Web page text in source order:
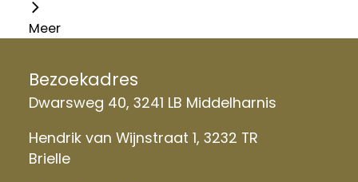
Meer
Bezoekadres
Dwarsweg 40, 3241 LB Middelharnis
Hendrik van Wijnstraat 1, 3232 TR
Brielle